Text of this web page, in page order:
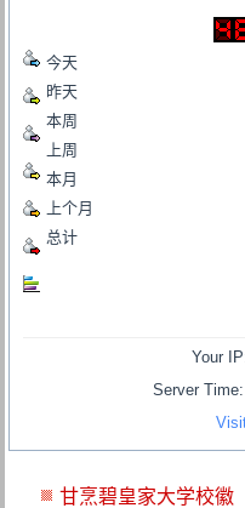
今天
昨天
本周
上周
本月
上个月
总计
Your
Server
甘烹碧皇家大学校徽